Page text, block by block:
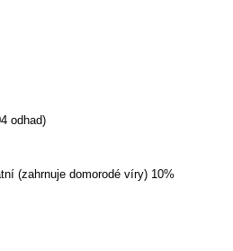
odhad)
(zahrnuje domorodé víry) 10%